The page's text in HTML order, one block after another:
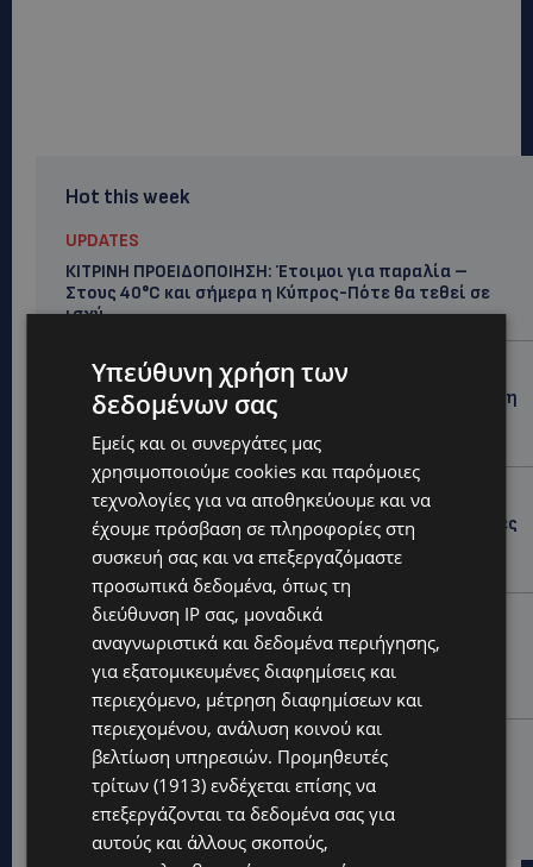
Hot this week
UPDATES
ΚΙΤΡΙΝΗ ΠΡΟΕΙΔΟΠΟΙΗΣΗ: Έτοιμοι για παραλία –
Στους 40°C και σήμερα η Κύπρος-Πότε θα τεθεί σε
ισχύ
UPDATES
ΦΕΙΔΙΑΣ ΠΑΝΑΓΙΩΤΟΥ: Η εμφάνισή του στην εκδήλωση
για Ισαάκ και Σολωμού προκάλεσε αντιδράσεις –
«Ασέβεια προς τους νεκρούς»-(Φώτο)
UPDATES
ΔΗΜΟΣ ΛΑΤΣΙΩΝ – ΓΕΡΙΟΥ: Πάνω από 8.000 υπογραφές
κατά των Δομών Ανηλίκων – Ζητούν γραπτή
δέσμευση από το Κράτος
UPDATES
ΑΓΙΟΣ ΙΩΑΝΝΗΣ ΠΙΤΣΙΛΙΑΣ: Ξανανοίγει η πισίνα του
χωριού – Μια ανάσα δροσιάς για κατοίκους και
επισκέπτες
LIFESTYLE
ΕΛΕΝΑ ΠΑΠΑΔΟΠΟΥΛΟΥ: Από τη σκηνή στην
Αντιπροεδρία του ΘΟΚ – «Μεγάλη τιμή και μεγάλη
ευθύνη»
Υπεύθυνη χρήση των
δεδομένων σας
Εμείς και οι συνεργάτες μας
χρησιμοποιούμε cookies και παρόμοιες
τεχνολογίες για να αποθηκεύουμε και να
έχουμε πρόσβαση σε πληροφορίες στη
συσκευή σας και να επεξεργαζόμαστε
προσωπικά δεδομένα, όπως τη
διεύθυνση IP σας, μοναδικά
αναγνωριστικά και δεδομένα περιήγησης,
για εξατομικευμένες διαφημίσεις και
περιεχόμενο, μέτρηση διαφημίσεων και
περιεχομένου, ανάλυση κοινού και
βελτίωση υπηρεσιών. Προμηθευτές
τρίτων (1913) ενδέχεται επίσης να
επεξεργάζονται τα δεδομένα σας για
αυτούς και άλλους σκοπούς,